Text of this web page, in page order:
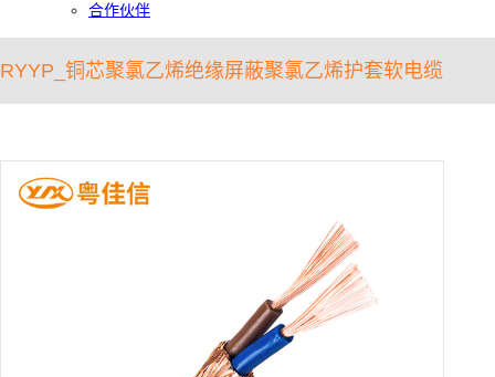
合作伙伴
RYYP_铜芯聚氯乙烯绝缘屏蔽聚氯乙烯护套软电缆